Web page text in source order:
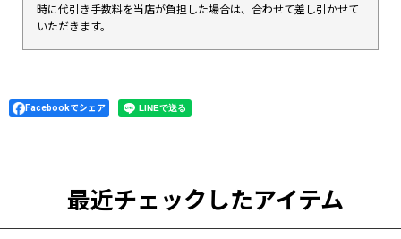
時に代引き手数料を当店が負担した場合は、合わせて差し引かせて
いただきます。
Facebookでシェア
最近チェックしたアイテム